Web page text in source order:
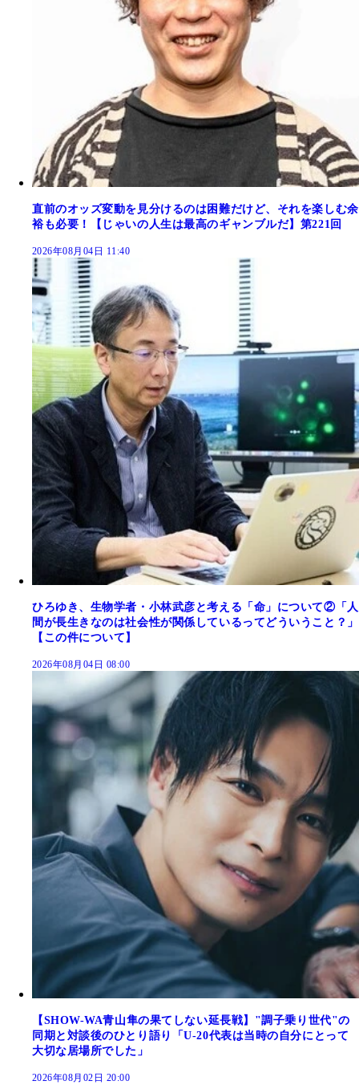
直前のオッズ変動を見分けるのは困難だけど、それを楽しむ余
裕も必要！【じゃいの人生は最高のギャンブルだ】第221回
2026年08月04日 11:40
ひろゆき、生物学者・小林武彦と考える「命」について②「人
間が長生きなのは社会性が関係しているってどういうこと？」
【この件について】
2026年08月04日 08:00
【SHOW-WA青山隼の果てしない延長戦】"調子乗り世代"の
同期と対談後のひとり語り「U-20代表は当時の自分にとって
大切な居場所でした」
2026年08月02日 20:00